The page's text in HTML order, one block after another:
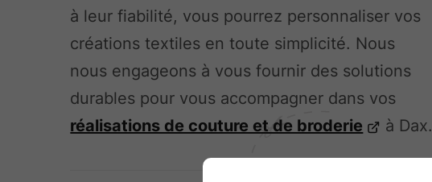
à leur fiabilité, vous pourrez personnaliser vos
créations textiles en toute simplicité. Nous
nous engageons à vous fournir des solutions
durables pour vous accompagner dans vos
réalisations de couture et de broderie
à Dax.